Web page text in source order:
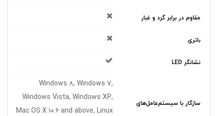
مقاوم در برابر گرد و غبار
باتری
نشانگر LED
سازگار با سیستم‌عامل‌های
Windows ۸, Windows ۷,
Windows Vista, Windows XP,
Mac OS X ۱۰.۶ and above, Linux